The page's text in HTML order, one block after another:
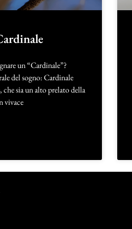
un “Cardinale”?
del sogno: Cardinale
che sia un alto prelato della
vivace